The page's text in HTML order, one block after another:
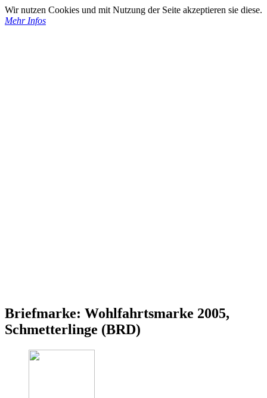
Wir nutzen Cookies und mit Nutzung der Seite akzeptieren sie diese.
Mehr Infos
Briefmarke: Wohlfahrtsmarke 2005,
Schmetterlinge (BRD)